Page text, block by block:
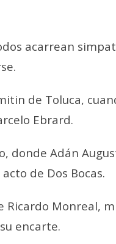
acarrean
de Toluca,
Ebrard.
donde Adán
de Dos Bocas.
Ricardo Monreal,
encarte.